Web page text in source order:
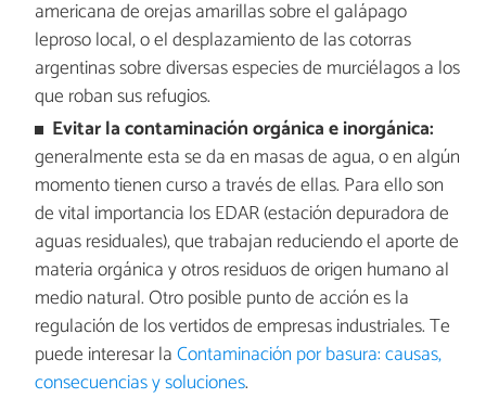
americana de orejas amarillas sobre el galápago
leproso local, o el desplazamiento de las cotorras
argentinas sobre diversas especies de murciélagos a los
que roban sus refugios.
Evitar la contaminación orgánica e inorgánica:
generalmente esta se da en masas de agua, o en algún
momento tienen curso a través de ellas. Para ello son
de vital importancia los EDAR (estación depuradora de
aguas residuales), que trabajan reduciendo el aporte de
materia orgánica y otros residuos de origen humano al
medio natural. Otro posible punto de acción es la
regulación de los vertidos de empresas industriales. Te
puede interesar laContaminación por basura: causas,
consecuencias y soluciones.